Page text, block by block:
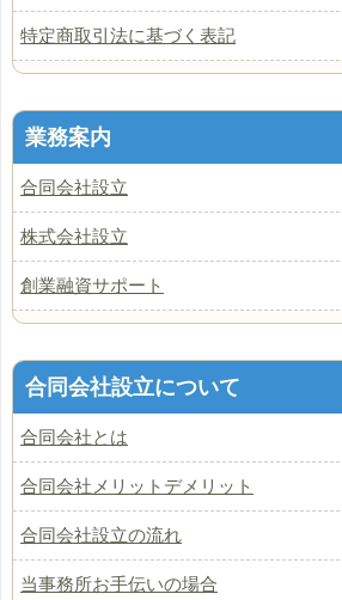
特定商取引法に基づく表記
業務案内
合同会社設立
株式会社設立
創業融資サポート
合同会社設立について
合同会社とは
合同会社メリットデメリット
合同会社設立の流れ
当事務所お手伝いの場合